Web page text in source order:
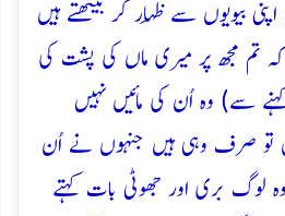
بیویوں سے ظِہار کر بیٹھتے ہیں
کہ تم مجھ پر میری ماں کی پشت کی
سے) وہ اُن کی مائیں نہیں
تو صرف وہی ہیں جنہوں نے اُن
لوگ بری اور جھوٹی بات کہتے